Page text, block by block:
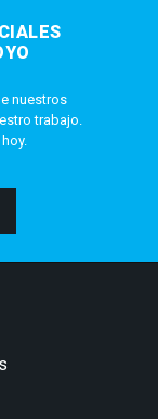
nuestros
trabajo.